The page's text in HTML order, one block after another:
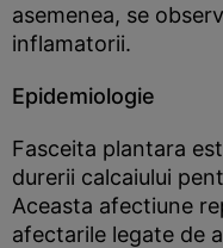
asemenea, se
inflamatorii.
Epidemiologie
Fasceita plantara
durerii calcaiului
Aceasta afectiune
afectarile legate de